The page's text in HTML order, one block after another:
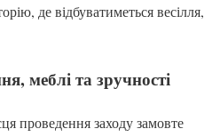
де відбуватиметься весілля,
меблі та зручності
проведення заходу замовте